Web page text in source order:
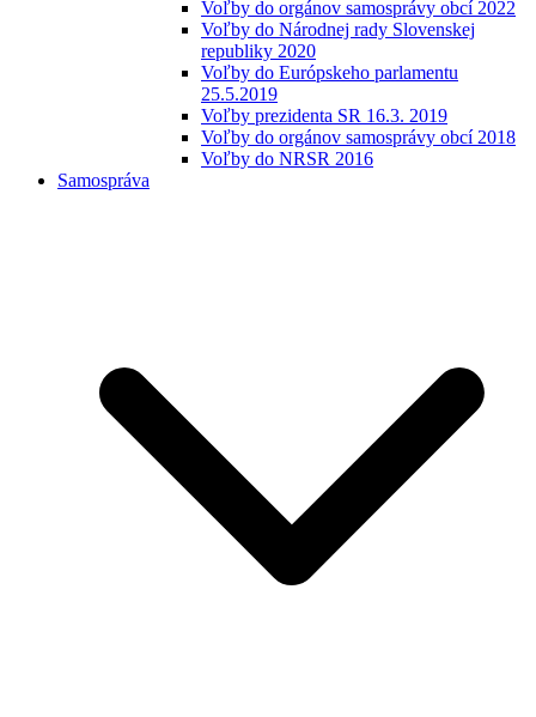
Voľby do orgánov samosprávy obcí 2022
Voľby do Národnej rady Slovenskej
republiky 2020
Voľby do Európskeho parlamentu
25.5.2019
Voľby prezidenta SR 16.3. 2019
Voľby do orgánov samosprávy obcí 2018
Voľby do NRSR 2016
Samospráva